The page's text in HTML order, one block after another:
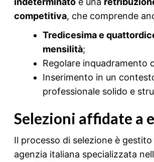
competitiva, che comprende
Tredicesima e
mensilità;
Regolare inquadramento
Inserimento in un
professionale solido e
Selezioni affidate a
Il processo di selezione è gestito
agenzia italiana specializzata